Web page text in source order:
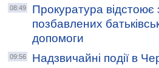
08:49
Прокуратура відстоює
позбавлених
допомоги
09:56 Надзвичайні події в